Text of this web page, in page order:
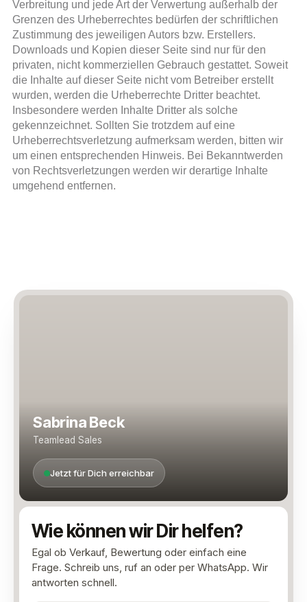
Verbreitung und jede Art der Verwertung außerhalb der
Grenzen des Urheberrechtes bedürfen der schriftlichen
Zustimmung des jeweiligen Autors bzw. Erstellers.
Downloads und Kopien dieser Seite sind nur für den
privaten, nicht kommerziellen Gebrauch gestattet. Soweit
die Inhalte auf dieser Seite nicht vom Betreiber erstellt
wurden, werden die Urheberrechte Dritter beachtet.
Insbesondere werden Inhalte Dritter als solche
gekennzeichnet. Sollten Sie trotzdem auf eine
Urheberrechtsverletzung aufmerksam werden, bitten wir
um einen entsprechenden Hinweis. Bei Bekanntwerden
von Rechtsverletzungen werden wir derartige Inhalte
umgehend entfernen.
Sabrina Beck
Teamlead Sales
Jetzt für Dich erreichbar
Wie können wir Dir helfen?
Egal ob Verkauf, Bewertung oder einfach eine
Frage. Schreib uns, ruf an oder per WhatsApp. Wir
antworten schnell.